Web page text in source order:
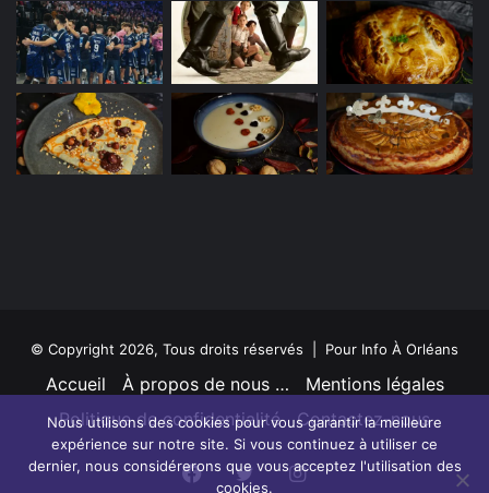
© Copyright 2026, Tous droits réservés | Pour Info À Orléans
Accueil À propos de nous …
Mentions légales
Politique de confidentialité
Contactez-nous
Facebook
TwitterInstagram
Nous utilisons des cookies pour vous garantir la meilleure
expérience sur notre site. Si vous continuez à utiliser ce
dernier, nous considérerons que vous acceptez l'utilisation des
cookies.